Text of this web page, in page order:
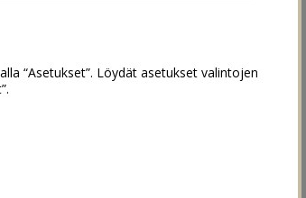
“Asetukset”. Löydät asetukset valintojen